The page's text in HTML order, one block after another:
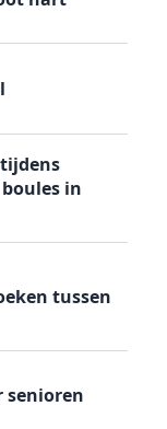
in
tussen
senioren